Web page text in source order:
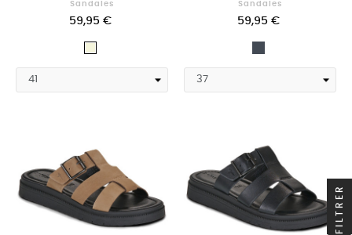
Sandales
59,95 €
Sandales
59,95 €
FILTRER